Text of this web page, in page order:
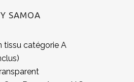
SAMOA
tissu catégorie A